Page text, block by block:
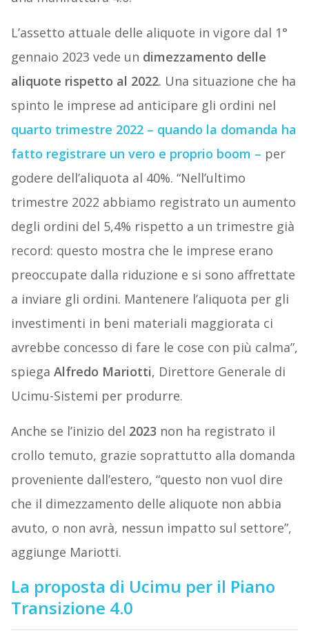
L’assetto attuale delle aliquote in vigore dal 1°
gennaio 2023 vede un dimezzamento delle
aliquote rispetto al 2022. Una situazione che ha
spinto le imprese ad anticipare gli ordini nel
quarto trimestre 2022 – quando la domanda ha
fatto registrare un vero e proprio boom – per
godere dell’aliquota al 40%. “Nell’ultimo
trimestre 2022 abbiamo registrato un aumento
degli ordini del 5,4% rispetto a un trimestre già
record: questo mostra che le imprese erano
preoccupate dalla riduzione e si sono affrettate
a inviare gli ordini. Mantenere l’aliquota per gli
investimenti in beni materiali maggiorata ci
avrebbe concesso di fare le cose con più calma”,
spiega Alfredo Mariotti, Direttore Generale di
Ucimu-Sistemi per produrre.
Anche se l’inizio del 2023 non ha registrato il
crollo temuto, grazie soprattutto alla domanda
proveniente dall’estero, “questo non vuol dire
che il dimezzamento delle aliquote non abbia
avuto, o non avrà, nessun impatto sul settore”,
aggiunge Mariotti.
La proposta di Ucimu per il Piano
Transizione 4.0